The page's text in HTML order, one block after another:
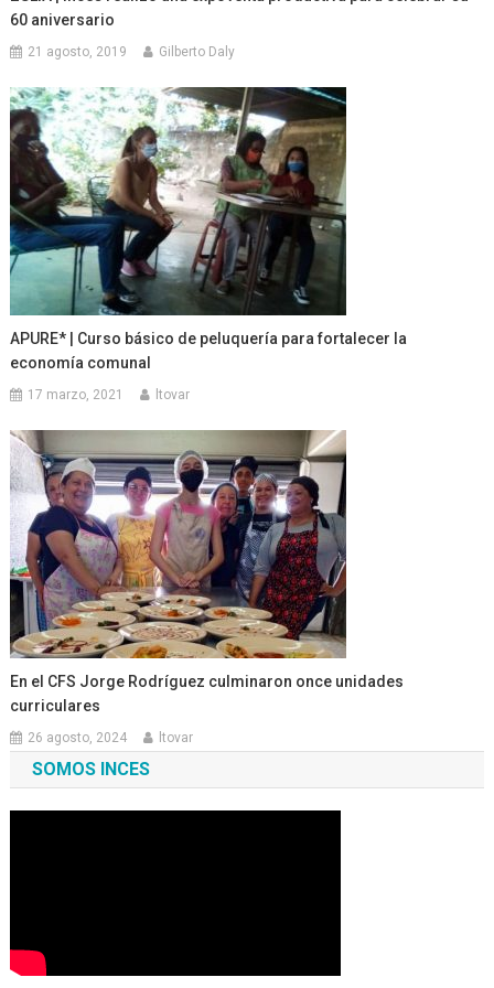
60 aniversario
21 agosto, 2019 Gilberto Daly
APURE* | Curso básico de peluquería para fortalecer la
economía comunal
17 marzo, 2021 ltovar
En el CFS Jorge Rodríguez culminaron once unidades
curriculares
26 agosto, 2024 ltovar
SOMOS INCES